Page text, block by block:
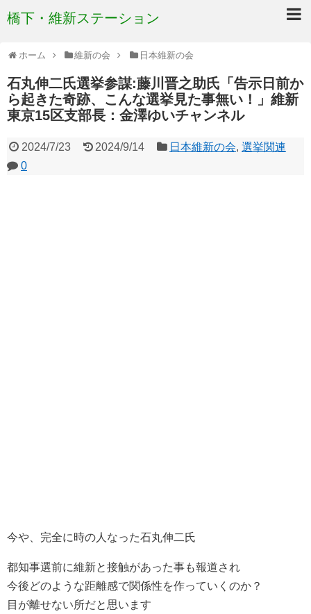
橋下・維新ステーション
ホーム 維新の会 日本維新の会
石丸伸二氏選挙参謀:藤川晋之助氏「告示日前か
ら起きた奇跡、こんな選挙見た事無い！」維新
東京15区支部長：金澤ゆいチャンネル
2024/7/23 2024/9/14 日本維新の会,選挙関連
0
今や、完全に時の人なった石丸伸二氏
都知事選前に維新と接触があった事も報道され
今後どのような距離感で関係性を作っていくのか？
目が離せない所だと思います